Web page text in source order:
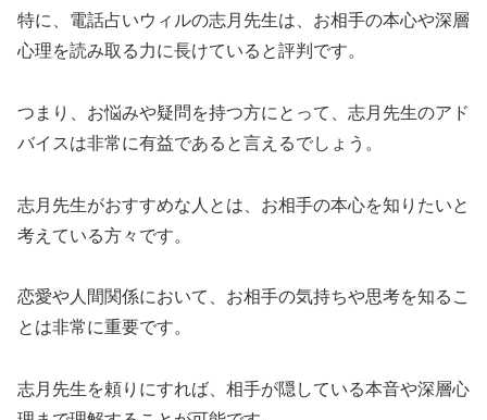
特に、電話占いウィルの志月先生は、お相手の本心や深層
心理を読み取る力に長けていると評判です。
つまり、お悩みや疑問を持つ方にとって、志月先生のアド
バイスは非常に有益であると言えるでしょう。
志月先生がおすすめな人とは、お相手の本心を知りたいと
考えている方々です。
恋愛や人間関係において、お相手の気持ちや思考を知るこ
とは非常に重要です。
志月先生を頼りにすれば、相手が隠している本音や深層心